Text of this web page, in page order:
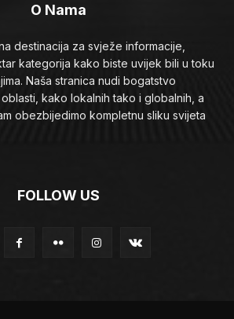
O Nama
destinacija za svježe informacije,
kategorija kako biste uvijek bili u toku
Naša stranica nudi bogatstvo
kako lokalnih tako i globalnih, a
obezbijedimo kompletnu sliku svijeta
FOLLOW US